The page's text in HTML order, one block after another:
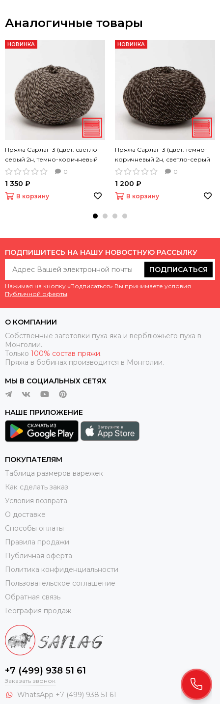
Аналогичные товары
НОВИНКА
Пряжа Сарлаг-3 (цвет: светло-
серый 2н, темно-коричневый
1н, 50 г 200 м)
0
1 350 ₽
В корзину
НОВИНКА
Пряжа Сарлаг-3 (цвет: темно-
коричневый 2н, светло-серый
1н, 50 г 200 м)
0
1 200 ₽
В корзину
ПОДПИШИТЕСЬ НА НАШУ НОВОСТНУЮ РАССЫЛКУ
ПОДПИСАТЬСЯ
Нажимая на кнопку «Подписаться» Вы принимаете условия
Публичной оферты
О КОМПАНИИ
Собственные заготовки пуха яка и верблюжьего пуха в
Монголии.
Только 100% состав пряжи.
Пряжа в бобинах производится в Монголии.
МЫ В СОЦИАЛЬНЫХ СЕТЯХ
НАШЕ ПРИЛОЖЕНИЕ
ПОКУПАТЕЛЯМ
Таблица размеров варежек
Как сделать заказ
Условия возврата
О доставке
Способы оплаты
Правила продажи
Публичная оферта
Политика конфиденциальности
Пользовательское соглашение
Обратная связь
География продаж
+7 (499) 938 51 61
Заказать звонок
WhatsApp +7 (499) 938 51 61